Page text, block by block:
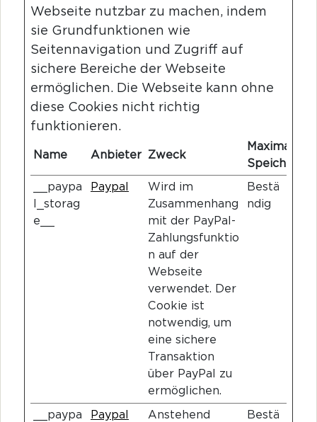
Webseite nutzbar zu machen, indem
sie Grundfunktionen wie
Seitennavigation und Zugriff auf
sichere Bereiche der Webseite
ermöglichen. Die Webseite kann ohne
diese Cookies nicht richtig
funktionieren.
Name Anbieter Zweck
Maximale
__paypa
l_storag
e__
Paypal
Wird im
Zusammenhang
mit der PayPal-
Zahlungsfunktio
n auf der
Webseite
verwendet. Der
Cookie ist
notwendig, um
eine sichere
Transaktion
über PayPal zu
ermöglichen.
Bestä
ndig
__paypa
Paypal Anstehend
Bestä